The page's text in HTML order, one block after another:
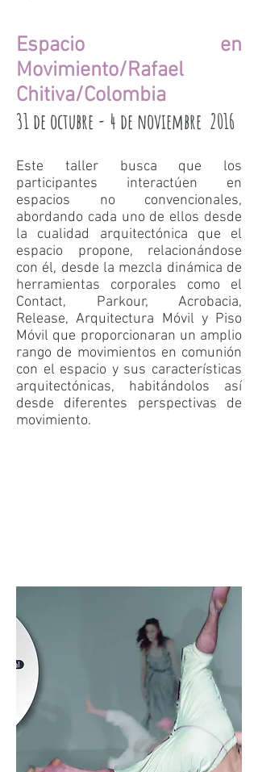
Espacio en
Movimiento/Rafael
Chitiva/Colombia
31 de octubre - 4 de noviembre 2016
Este taller busca que los
participantes interactúen en
espacios no convencionales,
abordando cada uno de ellos desde
la cualidad arquitectónica que el
espacio propone, relacionándose
con él, desde la mezcla dinámica de
herramientas corporales como el
Contact, Parkour, Acrobacia,
Release, Arquitectura Móvil y Piso
Móvil que proporcionaran un amplio
rango de movimientos en comunión
con el espacio y sus características
arquitectónicas, habitándolos así
desde diferentes perspectivas de
movimiento.